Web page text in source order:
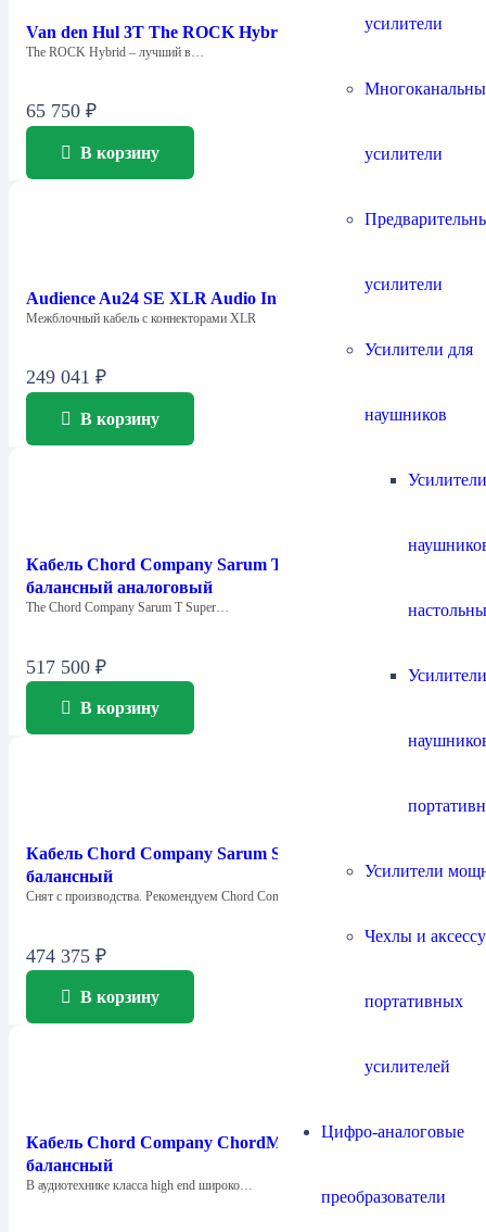
усилители
усилители
усилители
Усилители для
наушников
Усилители
Чехлы и
портативных
усилителей
Цифро-аналоговые
преобразователи
Van den Hul 3T The ROCK Hybrid 1.0m
The ROCK Hybrid – лучший в…
65 750 ₽
В корзину
Audience Au24 SE XLR Audio Interconnect 1.0m
Межблочный кабель с коннекторами XLR
249 041 ₽
В корзину
Кабель Chord Company Sarum T 2XLR–2XLR /
балансный аналоговый
The Chord Company Sarum T Super…
517 500 ₽
В корзину
Кабель Chord Company Sarum Super ARAY XLR /
балансный
Снят с производства. Рекомендуем Chord Company…
474 375 ₽
В корзину
Кабель Chord Company ChordMusic 2XLR-2XLR /
балансный
В аудиотехнике класса high end широко…